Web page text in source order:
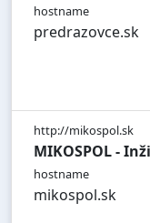
hostname
predrazovce.sk
http://mikospol.sk
MIKOSPOL -
hostname
mikospol.sk